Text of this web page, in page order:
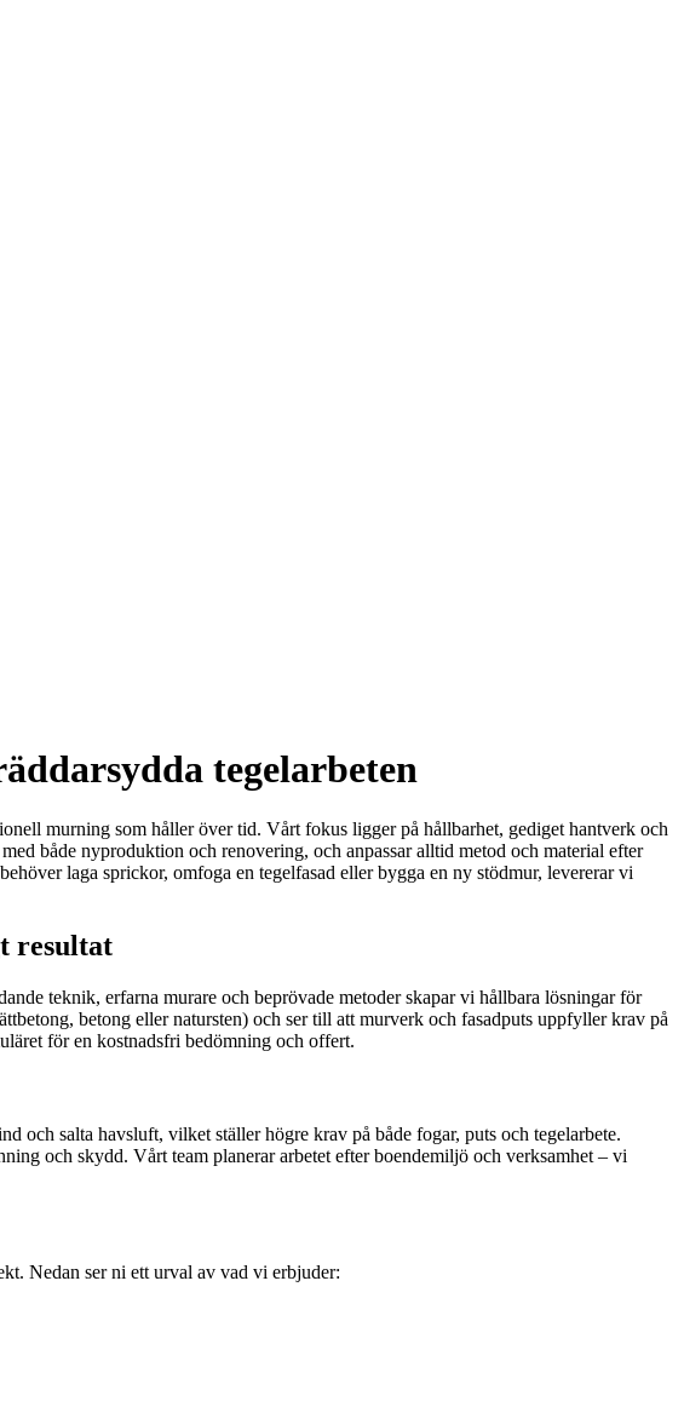
tegelarbeten
murning som håller över tid. Vårt fokus ligger på hållbarhet, gediget hantverk och
både nyproduktion och renovering, och anpassar alltid metod och material efter
laga sprickor, omfoga en tegelfasad eller bygga en ny stödmur, levererar vi
resultat
teknik, erfarna murare och beprövade metoder skapar vi hållbara lösningar för
betong eller natursten) och ser till att murverk och fasadputs uppfyller krav på
för en kostnadsfri bedömning och offert.
och salta havsluft, vilket ställer högre krav på både fogar, puts och tegelarbete.
och skydd. Vårt team planerar arbetet efter boendemiljö och verksamhet – vi
Nedan ser ni ett urval av vad vi erbjuder: